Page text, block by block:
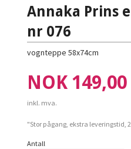
Annaka Prins
nr 076
vognteppe 58x74cm
Pris
NOK 149,00
inkl. mva.
"Stor pågang, ekstra leveringstid,
Antall